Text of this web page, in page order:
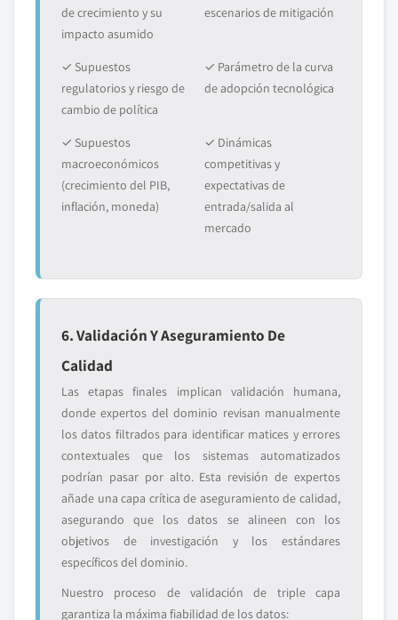
de crecimiento y su
impacto asumido
escenarios de mitigación
✓ Supuestos
regulatorios y riesgo de
cambio de política
✓ Parámetro de la curva
de adopción tecnológica
✓ Supuestos
macroeconómicos
(crecimiento del PIB,
inflación, moneda)
✓ Dinámicas
competitivas y
expectativas de
entrada/salida al
mercado
6. Validación Y Aseguramiento De
Calidad
Las etapas finales implican validación humana,
donde expertos del dominio revisan manualmente
los datos filtrados para identificar matices y errores
contextuales que los sistemas automatizados
podrían pasar por alto. Esta revisión de expertos
añade una capa crítica de aseguramiento de calidad,
asegurando que los datos se alineen con los
objetivos de investigación y los estándares
específicos del dominio.
Nuestro proceso de validación de triple capa
garantiza la máxima fiabilidad de los datos: